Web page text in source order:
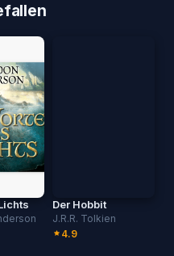
Der Hobbit
J.R.R. Tolkien
4.9